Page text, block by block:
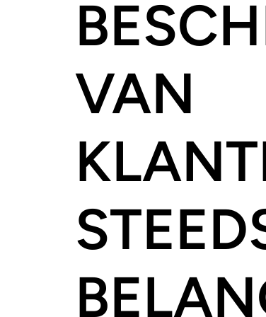
VAN